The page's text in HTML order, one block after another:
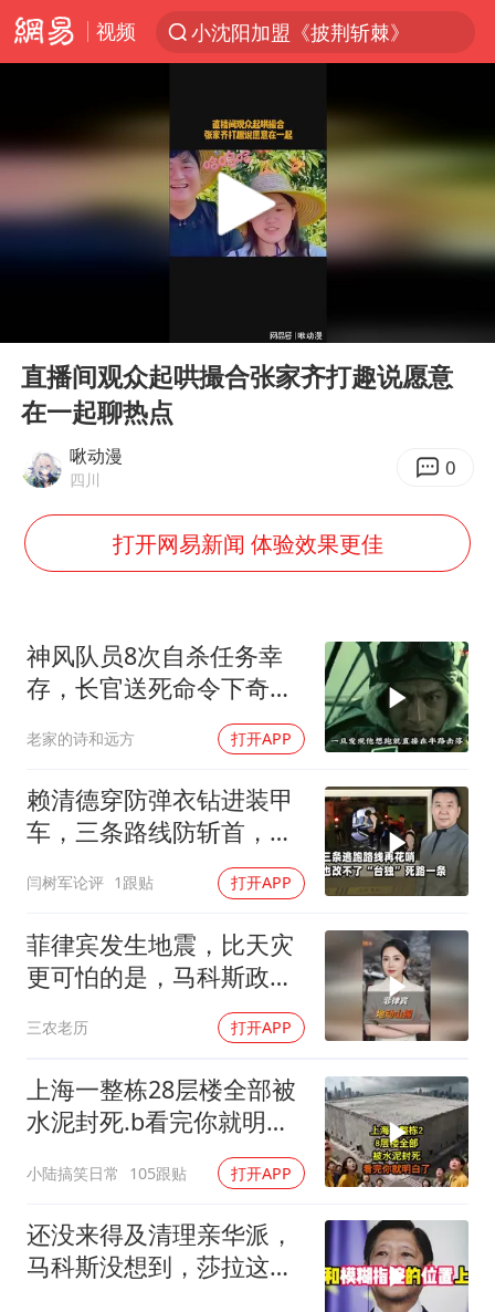
视频
小沈阳加盟《披荆斩棘》
白海豚雨量超越利奇马、巴威
人形机器人第一股
上海地铁4条线路全线停运
宇树申购 中一签有望赚20万元
白海豚路径图
武汉3名城管协管员殴打摊主被刑拘
5万小车卖不动 微型代步车集体遇冷
手机真会“偷听”我们说话吗
上半年全球新能源乘用车销量1122万台
加沙约14万栋建筑被完全摧毁
从科技创新看开局起步的时与势
Play
直播间观众起哄撮合张家齐打趣说愿意
在一起聊热点
啾动漫
四川 0
打开网易新闻 体验效果更佳
神风队员8次自杀任务幸
存，长官送死命令下奇迹
老家的诗和远方 打开APP
赖清德穿防弹衣钻进装甲
车，三条路线防斩首，真
闫树军论评 1跟贴 打开APP
菲律宾发生地震，比天灾
更可怕的是，马科斯政府
三农老历 打开APP
上海一整栋28层楼全部被
水泥封死.b看完你就明白
小陆搞笑日常 105跟贴 打开APP
还没来得及清理亲华派，
马科斯没想到，莎拉这次